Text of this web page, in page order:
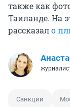
также как
Таиланде. На
рассказало
Санкции